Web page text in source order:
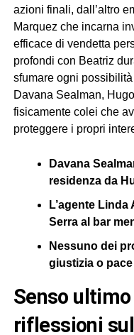
azioni finali, dall’altro
Marquez che incarna
efficace di vendetta
profondi con Beatriz
sfumare ogni
Davana Sealman,
fisicamente colei che
proteggere i propri
Davana
residenza da
L’agente
Serra al bar
Nessuno dei
giustizia o
senso ultimo del film memory:
riflessioni